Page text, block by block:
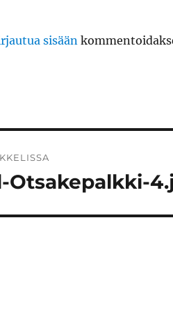
sisään
Otsakepalkki-